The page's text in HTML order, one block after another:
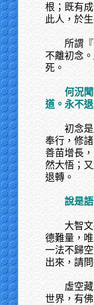
根；既有
此人，於
所謂
不離初念
死。
何況
道。永不
初念
奉行，修
善苗增長
然大悟；
退轉。
說是
大智
德難量，
一法不歸
出來，請
虛空
世界，有